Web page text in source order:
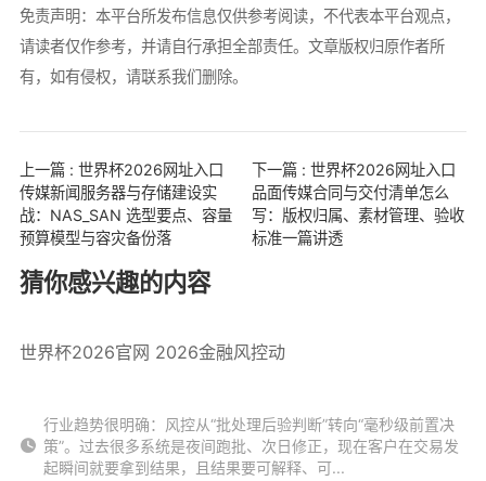
免责声明：本平台所发布信息仅供参考阅读，不代表本平台观点，
请读者仅作参考，并请自行承担全部责任。文章版权归原作者所
有，如有侵权，请联系我们删除。
上一篇 : 世界杯2026网址入口
传媒新闻服务器与存储建设实
战：NAS_SAN 选型要点、容量
预算模型与容灾备份落
下一篇 : 世界杯2026网址入口
品面传媒合同与交付清单怎么
写：版权归属、素材管理、验收
标准一篇讲透
猜你感兴趣的内容
世界杯2026官网 2026金融风控动
行业趋势很明确：风控从“批处理后验判断”转向“毫秒级前置决
策”。过去很多系统是夜间跑批、次日修正，现在客户在交易发
起瞬间就要拿到结果，且结果要可解释、可...